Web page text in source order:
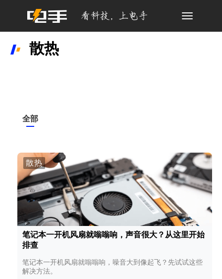
Toggle
散热
全部
散热
笔记本一开机风扇就嗡嗡响，声音很大？从这里开始
排查
笔记本一开机风扇就嗡嗡响，噪音大到像起飞？先试试这些
解决方法。